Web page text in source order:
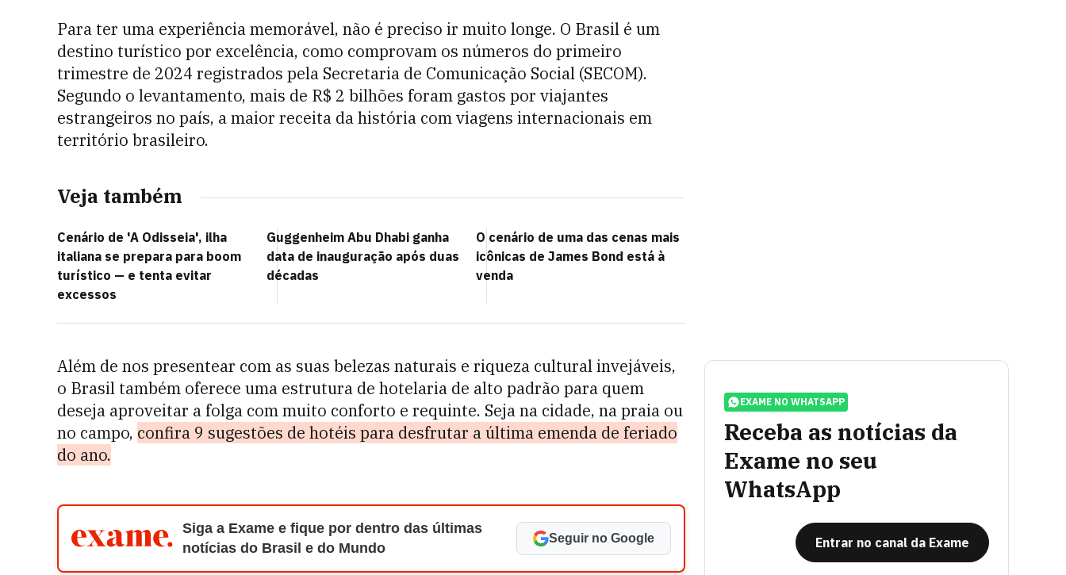
Para ter uma experiência memorável, não é preciso ir muito longe. O Brasil é um
destino turístico por excelência, como comprovam os números do primeiro
trimestre de 2024 registrados pela Secretaria de Comunicação Social (SECOM).
Segundo o levantamento, mais de R$ 2 bilhões foram gastos por viajantes
estrangeiros no país, a maior receita da história com viagens internacionais em
território brasileiro.
Veja também
Cenário de 'A Odisseia', ilha
italiana se prepara para boom
turístico — e tenta evitar
excessos
Guggenheim Abu Dhabi ganha
data de inauguração após duas
décadas
O cenário de uma das cenas mais
icônicas de James Bond está à
venda
Além de nos presentear com as suas belezas naturais e riqueza cultural invejáveis,
o Brasil também oferece uma estrutura de hotelaria de alto padrão para quem
deseja aproveitar a folga com muito conforto e requinte. Seja na cidade, na praia ou
no campo, confira 9 sugestões de hotéis para desfrutar a última emenda de feriado
do ano.
Siga a Exame e fique por dentro das últimas
notícias do Brasil e do Mundo
Seguir no Google
EXAME NO WHATSAPP
Receba as notícias da
Exame no seu
WhatsApp
Entrar no canal da Exame